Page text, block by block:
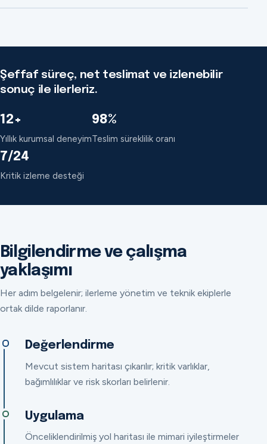
Şeffaf süreç, net teslimat ve izlenebilir
sonuç ile ilerleriz.
12+
Yıllık kurumsal deneyim
98%
Teslim süreklilik oranı
7/24
Kritik izleme desteği
Bilgilendirme ve çalışma
yaklaşımı
Her adım belgelenir; ilerleme yönetim ve teknik ekiplerle
ortak dilde raporlanır.
Değerlendirme
Mevcut sistem haritası çıkarılır; kritik varlıklar,
bağımlılıklar ve risk skorları belirlenir.
Uygulama
Önceliklendirilmiş yol haritası ile mimari iyileştirmeler